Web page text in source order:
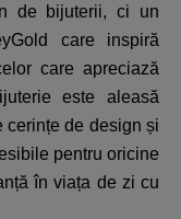
de bijuterii, ci un
care inspiră
care apreciază
este aleasă
cerințe de design și
pentru oricine
în viața de zi cu